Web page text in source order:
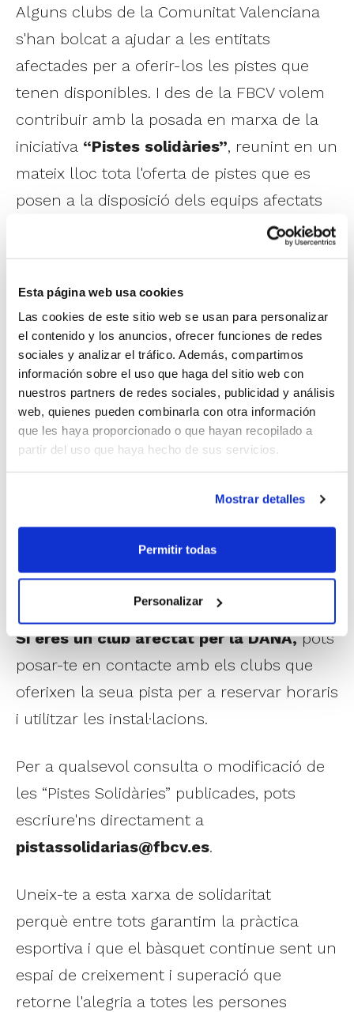
Esta página web usa cookies
Las cookies de este sitio web se usan para personalizar
el contenido y los anuncios, ofrecer funciones de redes
sociales y analizar el tráfico. Además, compartimos
información sobre el uso que haga del sitio web con
nuestros partners de redes sociales, publicidad y análisis
web, quienes pueden combinarla con otra información
que les haya proporcionado o que hayan recopilado a
partir del uso que haya hecho de sus servicios.
Mostrar detalles
Permitir todas
Personalizar
Alguns clubs de la Comunitat Valenciana
s'han bolcat a ajudar a les entitats
afectades per a oferir-los les pistes que
tenen disponibles. I des de la FBCV volem
contribuir amb la posada en marxa de la
iniciativa “Pistes solidàries”, reunint en un
mateix lloc tota l'oferta de pistes que es
posen a la disposició dels equips afectats
per la DANA perquè estos puguen entrenar
Pots participar en “Pistes solidàries”
click en el següent enllaç
Si eres un club amb pistes disponibles,
pots oferir la teua instal·lació perquè altres
equips puguen entrenar i disputar els seus
partits, indicant les franges horàries en les
especificar el màxim possible els dies i
Si eres un club afectat per la DANA,pots
posar-te en contacte amb els clubs que
oferixen la seua pista per a reservar horaris
i utilitzar les instal·lacions.
Per a qualsevol consulta o modificació de
les “Pistes Solidàries” publicades, pots
escriure'ns directament a
pistassolidarias@fbcv.es.
Uneix-te a esta xarxa de solidaritat
perquè entre tots garantim la pràctica
esportiva i que el bàsquet continue sent un
espai de creixement i superació que
retorne l'alegria a totes les persones